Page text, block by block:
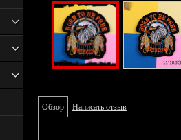
Обзор Написать отзыв